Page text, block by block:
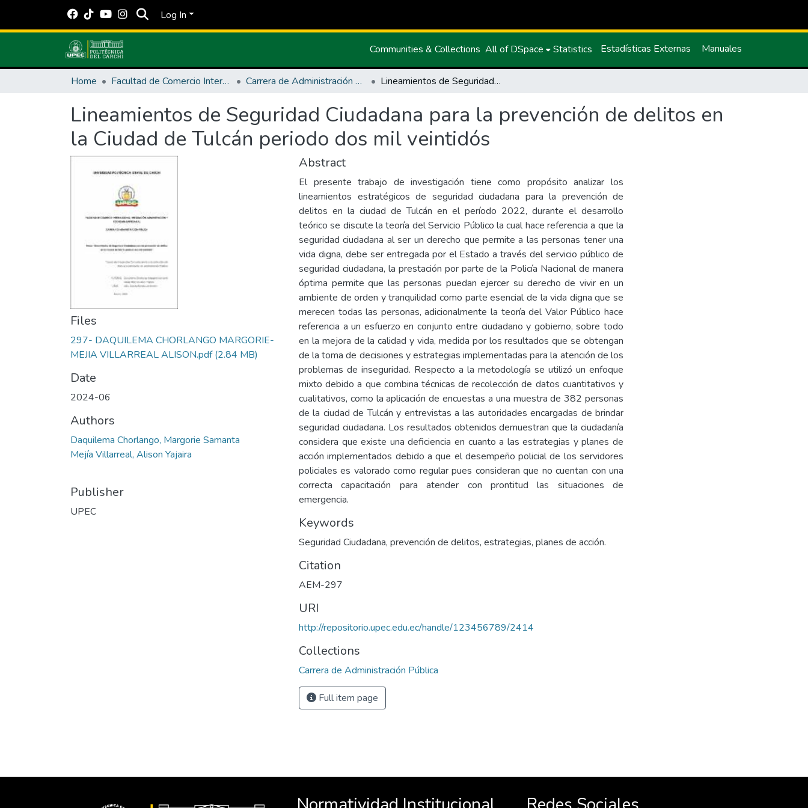
Log In
Communities & Collections All of DSpace Statistics Estadísticas Externas Manuales
Home Facultad de Comercio Internacional, Integración, Administración y Economía Empresarial Carrera de Administración Pública Lineamientos de Seguridad Ciudadana para la prevención de delitos en la Ciudad de Tulcán periodo dos mil veintidós
Lineamientos de Seguridad Ciudadana para la prevención de delitos en
la Ciudad de Tulcán periodo dos mil veintidós
Files
297- DAQUILEMA CHORLANGO MARGORIE-
MEJIA VILLARREAL ALISON.pdf(2.84 MB)
Date
2024-06
Authors
Daquilema Chorlango, Margorie Samanta
Mejía Villarreal, Alison Yajaira
Publisher
UPEC
Abstract
El presente trabajo de investigación tiene como propósito analizar los
lineamientos estratégicos de seguridad ciudadana para la prevención de
delitos en la ciudad de Tulcán en el período 2022, durante el desarrollo
teórico se discute la teoría del Servicio Público la cual hace referencia a que la
seguridad ciudadana al ser un derecho que permite a las personas tener una
vida digna, debe ser entregada por el Estado a través del servicio público de
seguridad ciudadana, la prestación por parte de la Policía Nacional de manera
óptima permite que las personas puedan ejercer su derecho de vivir en un
ambiente de orden y tranquilidad como parte esencial de la vida digna que se
merecen todas las personas, adicionalmente la teoría del Valor Público hace
referencia a un esfuerzo en conjunto entre ciudadano y gobierno, sobre todo
en la mejora de la calidad y vida, medida por los resultados que se obtengan
de la toma de decisiones y estrategias implementadas para la atención de los
problemas de inseguridad. Respecto a la metodología se utilizó un enfoque
mixto debido a que combina técnicas de recolección de datos cuantitativos y
cualitativos, como la aplicación de encuestas a una muestra de 382 personas
de la ciudad de Tulcán y entrevistas a las autoridades encargadas de brindar
seguridad ciudadana. Los resultados obtenidos demuestran que la ciudadanía
considera que existe una deficiencia en cuanto a las estrategias y planes de
acción implementados debido a que el desempeño policial de los servidores
policiales es valorado como regular pues consideran que no cuentan con una
correcta capacitación para atender con prontitud las situaciones de
emergencia.
Keywords
Seguridad Ciudadana, prevención de delitos, estrategias, planes de acción.
Citation
AEM-297
URI
http://repositorio.upec.edu.ec/handle/123456789/2414
Collections
Carrera de Administración Pública
Full item page